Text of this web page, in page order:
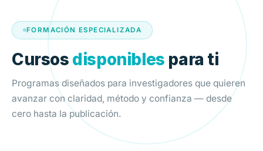
FORMACIÓN ESPECIALIZADA
Cursos disponibles para ti
Programas diseñados para investigadores que quieren
avanzar con claridad, método y confianza — desde
cero hasta la publicación.